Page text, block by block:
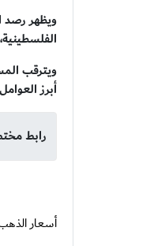
الفلسطينية، عند مستوى 344.65 شيكل،
ويترقب
أبرز
رابط
أسعار